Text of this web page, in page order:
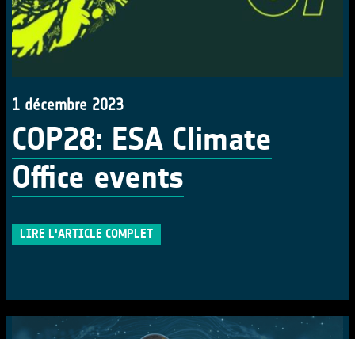
1 décembre 2023
COP28: ESA Climate
Office events
LIRE L'ARTICLE COMPLET